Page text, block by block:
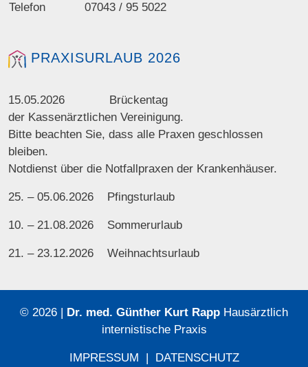
Telefon
07043 / 95 5022
PRAXISURLAUB 2026
15.05.2026 Brückentag
der Kassenärztlichen Vereinigung.
Bitte beachten Sie, dass alle Praxen geschlossen
bleiben.
Notdienst über die Notfallpraxen der Krankenhäuser.
25. – 05.06.2026 Pfingsturlaub
10. – 21.08.2026 Sommerurlaub
21. – 23.12.2026 Weihnachtsurlaub
© 2026 | Dr. med. Günther Kurt Rapp Hausärztlich
internistische Praxis
IMPRESSUM | DATENSCHUTZ